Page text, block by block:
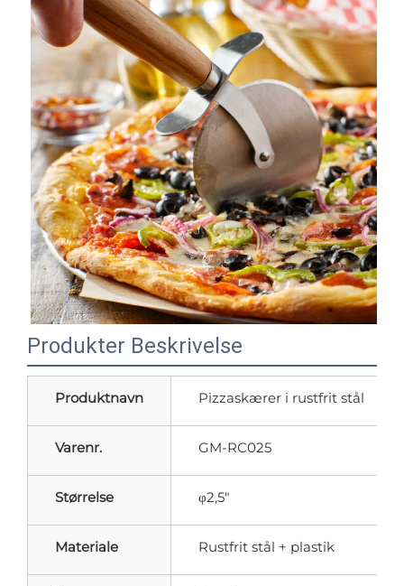
Produkter Beskrivelse
Produktnavn Pizzaskærer i rustfrit stål
Varenr. GM-RC025
Størrelse φ2,5"
Materiale Rustfrit stål + plastik